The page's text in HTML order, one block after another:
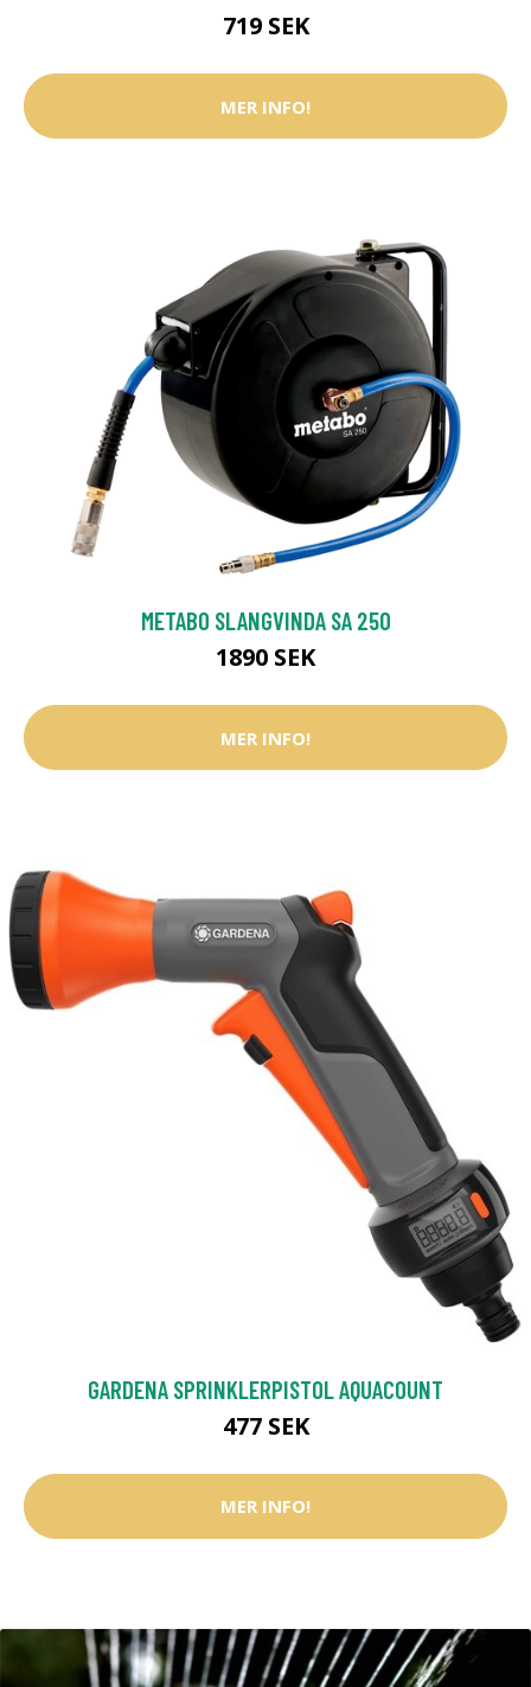
719 SEK
MER INFO!
METABO SLANGVINDA SA 250
1890 SEK
MER INFO!
GARDENA SPRINKLERPISTOL AQUACOUNT
477 SEK
MER INFO!